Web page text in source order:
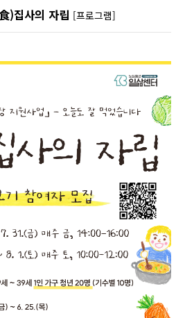
)집사의 자립 [프로그램]